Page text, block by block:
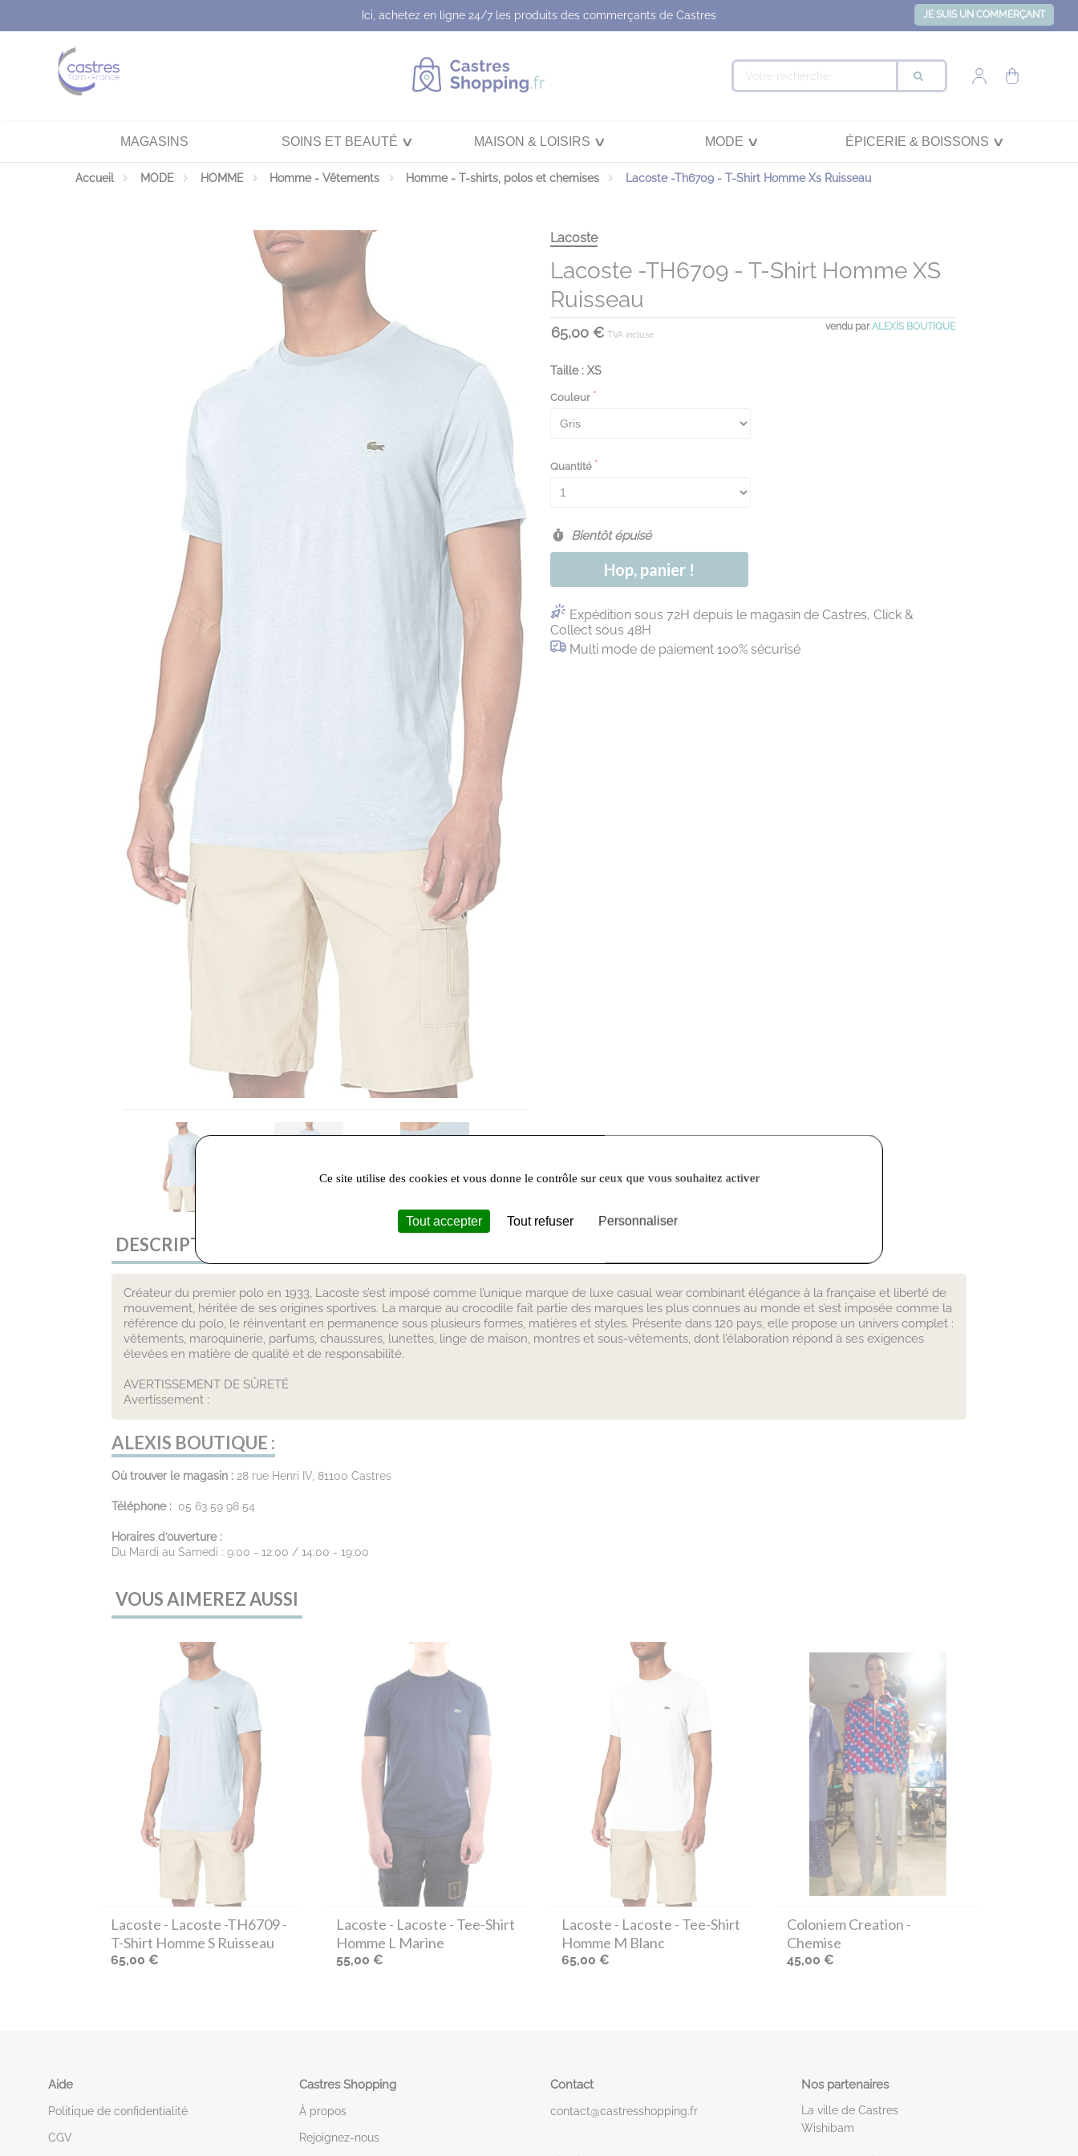
Ici, achetez en ligne 24/7 les produits des commerçants de Castres JE SUIS UN COMMERÇANT
MAGASINS SOINS ET BEAUTÉ MAISON & LOISIRS MODE ÉPICERIE & BOISSONS
Accueil MODE HOMME Homme - Vêtements Homme - T-shirts, polos et chemises Lacoste -Th6709 - T-Shirt Homme Xs Ruisseau
Lacoste
Lacoste -TH6709 - T-Shirt Homme XS
Ruisseau
vendu parALEXIS BOUTIQUE
65,00 € TVA incluse
Taille : XS
Couleur
Quantité
Bientôt épuisé
Hop, panier !
Expédition sous 72H depuis le magasin de Castres, Click &
Collect sous 48H
Multi mode de paiement 100% sécurisé
DESCRIPTION
Créateur du premier polo en 1933, Lacoste s’est imposé comme l’unique marque de luxe casual wear combinant élégance à la française et liberté de
mouvement, héritée de ses origines sportives. La marque au crocodile fait partie des marques les plus connues au monde et s’est imposée comme la
référence du polo, le réinventant en permanence sous plusieurs formes, matières et styles. Présente dans 120 pays, elle propose un univers complet :
vêtements, maroquinerie, parfums, chaussures, lunettes, linge de maison, montres et sous-vêtements, dont l’élaboration répond à ses exigences
élevées en matière de qualité et de responsabilité.
AVERTISSEMENT DE SÛRETÉ
Avertissement :
ALEXIS BOUTIQUE :
Où trouver le magasin : 28 rue Henri IV, 81100 Castres
Téléphone : 05 63 59 98 54
Horaires d’ouverture :
Du Mardi au Samedi : 9:00 - 12:00 / 14:00 - 19:00
VOUS AIMEREZ AUSSI
Lacoste - Lacoste -TH6709 -
T-Shirt Homme S Ruisseau
65,00 €
Lacoste - Lacoste - Tee-Shirt
Homme L Marine
55,00 €
Lacoste - Lacoste - Tee-Shirt
Homme M Blanc
65,00 €
Coloniem Creation -
Chemise
45,00 €
Aide
Politique de confidentialité
CGV
Castres Shopping
À propos
Rejoignez-nous
Contact
contact@castresshopping.fr
Nos partenaires
La ville de Castres
Wishibam
Ce site utilise des cookies et vous donne le contrôle sur ceux que vous souhaitez activer
Tout accepter Tout refuser Personnaliser